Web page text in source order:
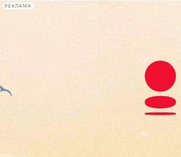
РЕКЛАМА